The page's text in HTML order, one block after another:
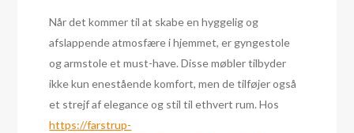
Når det kommer til at skabe en hyggelig og
afslappende atmosfære i hjemmet, er gyngestole
og armstole et must-have. Disse møbler tilbyder
ikke kun enestående komfort, men de tilføjer også
et strejf af elegance og stil til ethvert rum. Hos
https://farstrup-